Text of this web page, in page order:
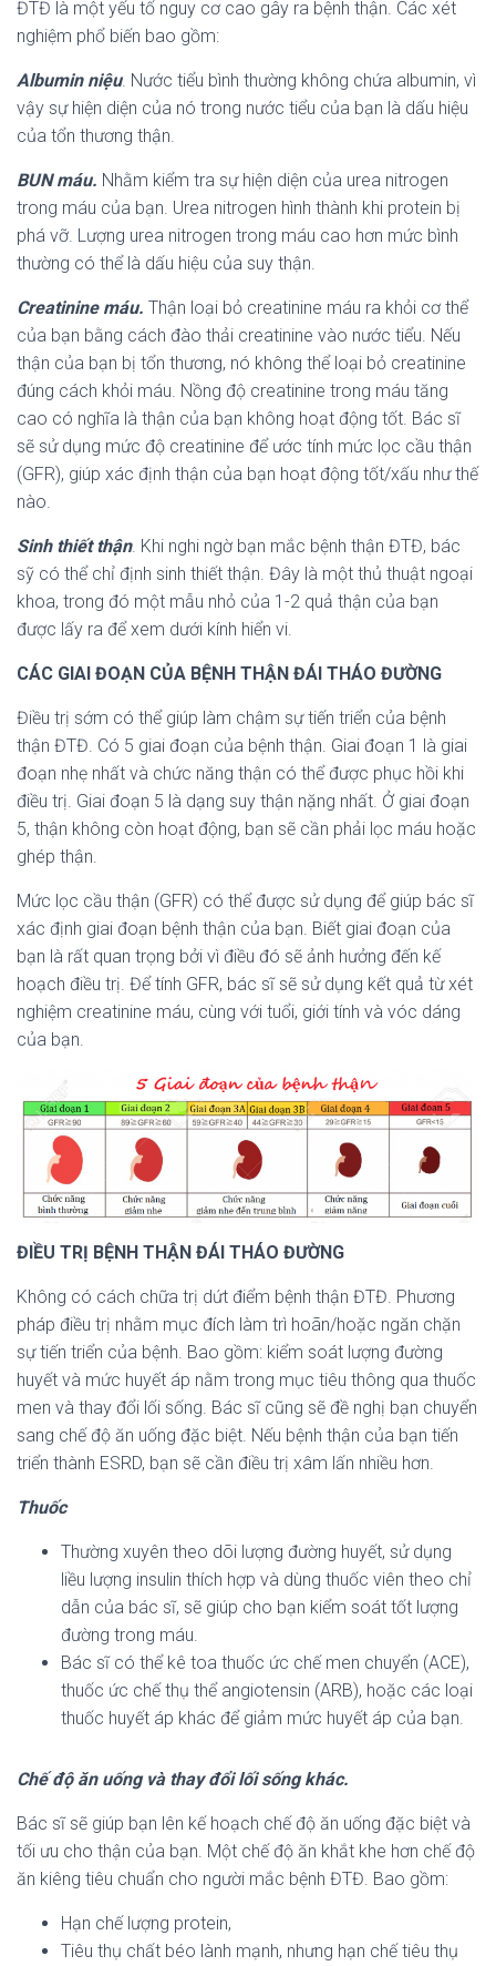
ĐTĐ là một yếu tố nguy cơ cao gây ra bệnh thận. Các xét
nghiệm phổ biến bao gồm:
Albumin niệu. Nước tiểu bình thường không chứa albumin, vì
vậy sự hiện diện của nó trong nước tiểu của bạn là dấu hiệu
của tổn thương thận.
BUN máu. Nhằm kiểm tra sự hiện diện của urea nitrogen
trong máu của bạn. Urea nitrogen hình thành khi protein bị
phá vỡ. Lượng urea nitrogen trong máu cao hơn mức bình
thường có thể là dấu hiệu của suy thận.
Creatinine máu. Thận loại bỏ creatinine máu ra khỏi cơ thể
của bạn bằng cách đào thải creatinine vào nước tiểu. Nếu
thận của bạn bị tổn thương, nó không thể loại bỏ creatinine
đúng cách khỏi máu. Nồng độ creatinine trong máu tăng
cao có nghĩa là thận của bạn không hoạt động tốt. Bác sĩ
sẽ sử dụng mức độ creatinine để ước tính mức lọc cầu thận
(GFR), giúp xác định thận của bạn hoạt động tốt/xấu như thế
nào.
Sinh thiết thận. Khi nghi ngờ bạn mắc bệnh thận ĐTĐ, bác
sỹ có thể chỉ định sinh thiết thận. Đây là một thủ thuật ngoại
khoa, trong đó một mẫu nhỏ của 1-2 quả thận của bạn
được lấy ra để xem dưới kính hiển vi.
CÁC GIAI ĐOẠN CỦA BỆNH THẬN ĐÁI THÁO ĐƯỜNG
Điều trị sớm có thể giúp làm chậm sự tiến triển của bệnh
thận ĐTĐ. Có 5 giai đoạn của bệnh thận. Giai đoạn 1 là giai
đoạn nhẹ nhất và chức năng thận có thể được phục hồi khi
điều trị. Giai đoạn 5 là dạng suy thận nặng nhất. Ở giai đoạn
5, thận không còn hoạt động, bạn sẽ cần phải lọc máu hoặc
ghép thận.
Mức lọc cầu thận (GFR) có thể được sử dụng để giúp bác sĩ
xác định giai đoạn bệnh thận của bạn. Biết giai đoạn của
bạn là rất quan trọng bởi vì điều đó sẽ ảnh hưởng đến kế
hoạch điều trị. Để tính GFR, bác sĩ sẽ sử dụng kết quả từ xét
nghiệm creatinine máu, cùng với tuổi, giới tính và vóc dáng
của bạn.
ĐIỀU TRỊ BỆNH THẬN ĐÁI THÁO ĐƯỜNG
Không có cách chữa trị dứt điểm bệnh thận ĐTĐ. Phương
pháp điều trị nhằm mục đích làm trì hoãn/hoặc ngăn chặn
sự tiến triển của bệnh. Bao gồm: kiểm soát lượng đường
huyết và mức huyết áp nằm trong mục tiêu thông qua thuốc
men và thay đổi lối sống. Bác sĩ cũng sẽ đề nghị bạn chuyển
sang chế độ ăn uống đặc biệt. Nếu bệnh thận của bạn tiến
triển thành ESRD, bạn sẽ cần điều trị xâm lấn nhiều hơn.
Thuốc
Thường xuyên theo dõi lượng đường huyết, sử dụng
liều lượng insulin thích hợp và dùng thuốc viên theo chỉ
dẫn của bác sĩ, sẽ giúp cho bạn kiểm soát tốt lượng
đường trong máu.
Bác sĩ có thể kê toa thuốc ức chế men chuyển (ACE),
thuốc ức chế thụ thể angiotensin (ARB), hoặc các loại
thuốc huyết áp khác để giảm mức huyết áp của bạn.
Chế độ ăn uống và thay đổi lối sống khác.
Bác sĩ sẽ giúp bạn lên kế hoạch chế độ ăn uống đặc biệt và
tối ưu cho thận của bạn. Một chế độ ăn khắt khe hơn chế độ
ăn kiêng tiêu chuẩn cho người mắc bệnh ĐTĐ. Bao gồm:
Hạn chế lượng protein,
Tiêu thụ chất béo lành mạnh, nhưng hạn chế tiêu thụ